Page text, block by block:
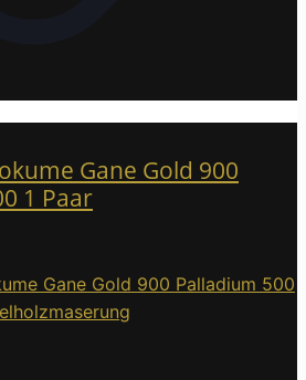
Gane Gold 900
1 Paar